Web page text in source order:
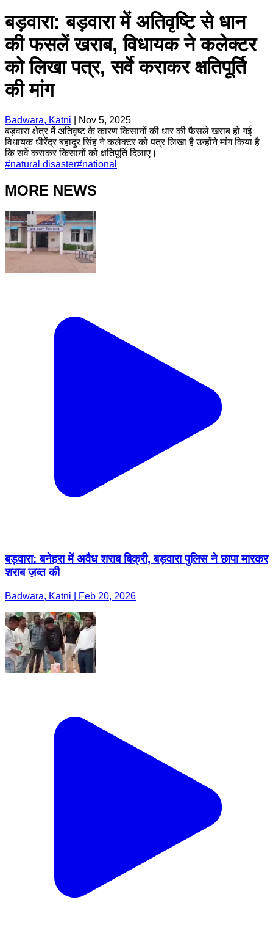
बड़वारा: बड़वारा में अतिवृष्टि से धान
की फसलें खराब, विधायक ने कलेक्टर
को लिखा पत्र, सर्वे कराकर क्षतिपूर्ति
की मांग
Badwara, Katni
Nov 5, 2025
बड़वारा क्षेत्र में अतिवृष्ट के कारण किसानों की धार की फैसले खराब हो गई
विधायक धीरेंद्र बहादुर सिंह ने कलेक्टर को पत्र लिखा है उन्होंने मांग किया है
कि सर्वे कराकर किसानों को क्षतिपूर्ति दिलाए।
#natural disaster#national
MORE NEWS
बड़वारा: बनेहरा में अवैध शराब बिक्री, बड़वारा पुलिस ने छापा मारकर
शराब ज़ब्त की
Badwara, Katni | Feb 20, 2026